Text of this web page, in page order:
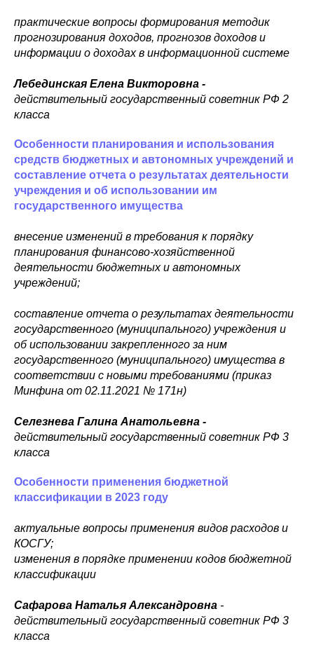
практические вопросы формирования методик
прогнозирования доходов, прогнозов доходов и
информации о доходах в информационной системе
Лебединская Елена Викторовна -
действительный государственный советник РФ 2
класса
Особенности планирования и использования
средств бюджетных и автономных учреждений и
составление отчета о результатах деятельности
учреждения и об использовании им
государственного имущества
внесение изменений в требования к порядку
планирования финансово-хозяйственной
деятельности бюджетных и автономных
учреждений;
составление отчета о результатах деятельности
государственного (муниципального) учреждения и
об использовании закрепленного за ним
государственного (муниципального) имущества в
соответствии с новыми требованиями (приказ
Минфина от 02.11.2021 № 171н)
Селезнева Галина Анатольевна -
действительный государственный советник РФ 3
класса
Особенности применения бюджетной
классификации в 2023 году
актуальные вопросы применения видов расходов и
КОСГУ;
изменения в порядке применении кодов бюджетной
классификации
Сафарова Наталья Александровна -
действительный государственный советник РФ 3
класса